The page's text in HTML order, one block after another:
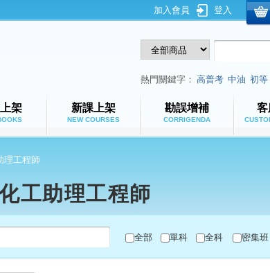
登入
加入會員
職網路書店
熱門關鍵字： 高普考 中油 初等
架 新課上架
NEW COURSES
勘誤增補
CORRIGENDA
理工程師
工助理工程師
全部 單科 全科 密集班